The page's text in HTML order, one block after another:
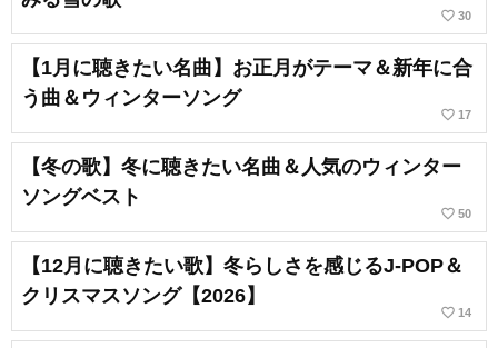
favorite_border 30
【1月に聴きたい名曲】お正月がテーマ＆新年に合
う曲＆ウィンターソング
favorite_border 17
【冬の歌】冬に聴きたい名曲＆人気のウィンター
ソングベスト
favorite_border 50
【12月に聴きたい歌】冬らしさを感じるJ-POP＆
クリスマスソング【2026】
favorite_border 14